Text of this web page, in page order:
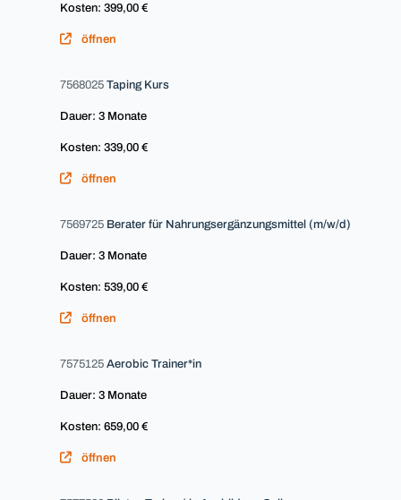
Kosten: 399,00 €
öffnen
7568025 Taping Kurs
Dauer: 3 Monate
Kosten: 339,00 €
öffnen
7569725 Berater für Nahrungsergänzungsmittel (m/w/d)
Dauer: 3 Monate
Kosten: 539,00 €
öffnen
7575125 Aerobic Trainer*in
Dauer: 3 Monate
Kosten: 659,00 €
öffnen